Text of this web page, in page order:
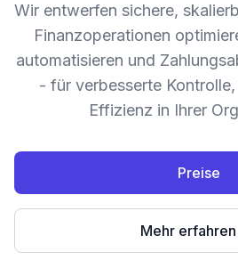
Wir entwerfen sichere,
Finanzoperationen
automatisieren und
- für verbesserte
Effizienz in Ihrer
Preise
Mehr erfahren